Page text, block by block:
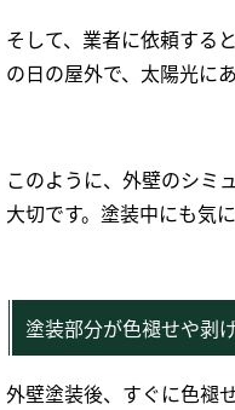
そして、業者に依頼する
の日の屋外で、太陽光に
このように、外壁のシミ
大切です。塗装中にも気
塗装部分が色褪せや剥
外壁塗装後、すぐに色褪